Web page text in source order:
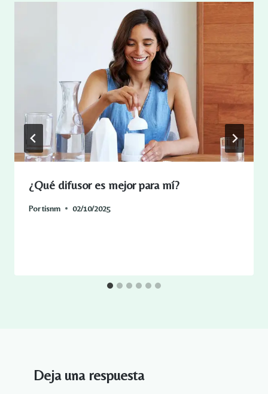
¿Qué difusor es mejor para mí?
Portisnm 02/10/2025
Deja una respuesta